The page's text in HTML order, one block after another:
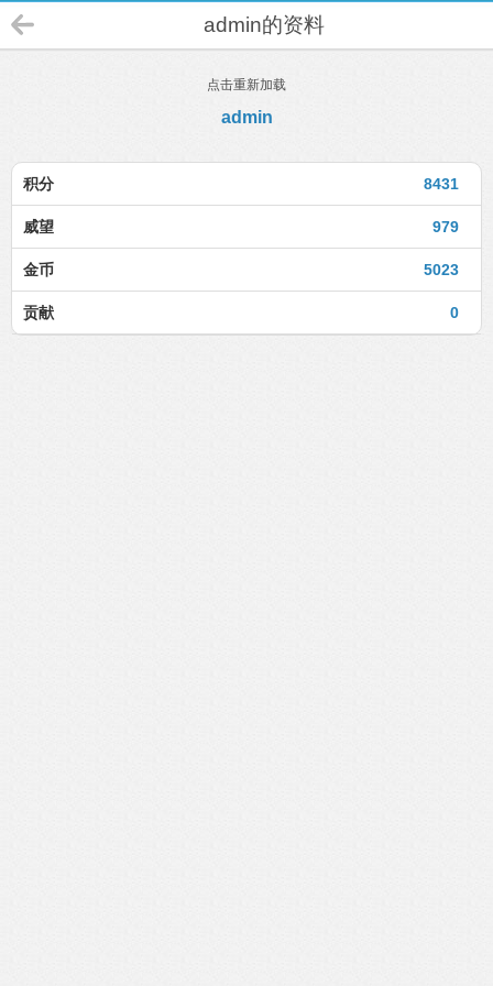
admin的资料
点击重新加载
admin
8431
积分
979
威望
5023
金币
0
贡献